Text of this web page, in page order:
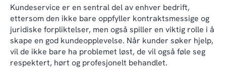
Kundeservice er en sentral del av enhver bedrift,
ettersom den ikke bare oppfyller kontraktsmessige og
juridiske forpliktelser, men også spiller en viktig rolle i å
skape en god kundeopplevelse. Når kunder søker hjelp,
vil de ikke bare ha problemet løst, de vil også føle seg
respektert, hørt og profesjonelt behandlet.